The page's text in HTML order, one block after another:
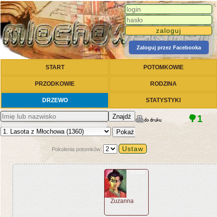
Zaloguj przez Facebooka
START POTOMKOWIE
PRZODKOWIE RODZINA
DRZEWO STATYSTYKI
Znajdź 🌳1
Pokaż
Pokolenia potomków:
RODO
Zuzanna